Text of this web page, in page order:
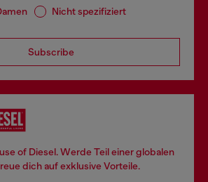
Nicht spezifiziert
Subscribe
of Diesel. Werde Teil einer globalen
dich auf exklusive Vorteile.